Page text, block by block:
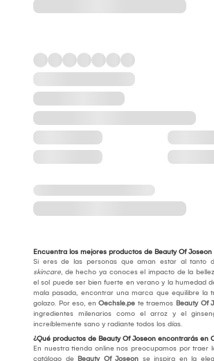
Encuentra los mejores productos de Beauty Of
Si eres de las personas que aman estar al tanto
skincare, de hecho ya conoces el impacto de la
el sol puede ser bien fuerte en verano y la humedad
mala pasada, encontrar una marca que equilibre la
golazo. Por eso, en Oechsle.pe te traemos Beauty Of
ingredientes milenarios como el arroz y el
increíblemente sano y radiante todos los días.
¿Qué productos de Beauty Of Joseon encontrarás en
En nuestra tienda online nos preocupamos por traer
catálogo de Beauty Of Joseon se inspira en la